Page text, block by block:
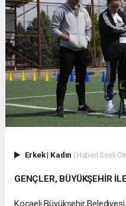
Erkek| Kadın (Haberi Sesli
GENÇLER, BÜYÜKŞEHİR
Kocaeli Büyükşehir